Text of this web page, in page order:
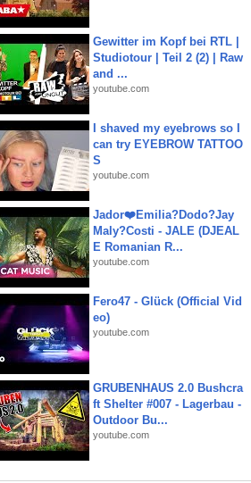
Gewitter im Kopf bei RTL |
Studiotour | Teil 2 (2) | Raw
and ...
youtube.com
I shaved my eyebrows so I
can try EYEBROW TATTOO
S
youtube.com
Jador❤️Emilia?Dodo?Jay
Maly?Costi - JALE (DJEAL
E Romanian R...
youtube.com
Fero47 - Glück (Official Vid
eo)
youtube.com
GRUBENHAUS 2.0 Bushcra
ft Shelter #007 - Lagerbau -
Outdoor Bu...
youtube.com